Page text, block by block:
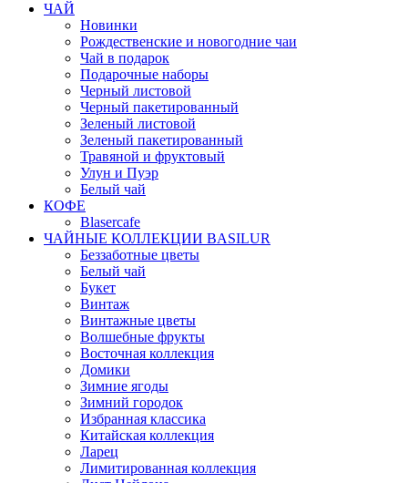
ЧАЙ
Новинки
Рождественские и новогодние чаи
Чай в подарок
Подарочные наборы
Черный листовой
Черный пакетированный
Зеленый листовой
Зеленый пакетированный
Травяной и фруктовый
Улун и Пуэр
Белый чай
КОФЕ
Blasercafe
ЧАЙНЫЕ КОЛЛЕКЦИИ BASILUR
Беззаботные цветы
Белый чай
Букет
Винтаж
Винтажные цветы
Волшебные фрукты
Восточная коллекция
Домики
Зимние ягоды
Зимний городок
Избранная классика
Китайская коллекция
Ларец
Лимитированная коллекция